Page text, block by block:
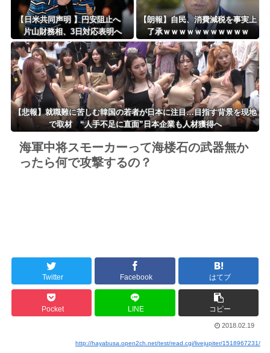
【日米共同声明 】円安阻止へ
片山財務相、3日対応表明へ
【朗報】自民、消費減税を事実上
了承ｗｗｗｗｗｗｗｗｗｗｗ
【悲報】就職難に苦しむ韓国の若者が日本に注目…目指す背景を現地
で取材 “人手不足に直面”日本企業も人材獲得へ
海軍中将スモーカーって海楼石の武器無か
ったら何で攻撃するの？
Twitter Facebook はてブ
Pocket LINE コピー
2018.02.19
http://hayabusa.open2ch.net/test/read.cgi/livejupiter/1518967231/